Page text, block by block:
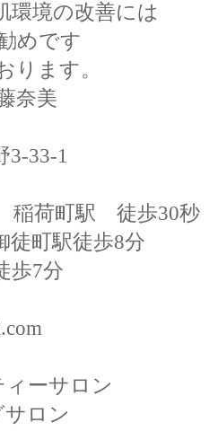
環境の改善には
めです
ります。
奈美
3-33-1
稲荷町駅 徒歩30秒
町駅徒歩8分
歩7分
ーサロン
ロン